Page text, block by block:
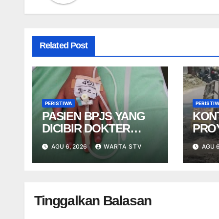
Related Post
PERISTIWA
PASIEN BPJS YANG
DICIBIR DOKTER
PPDS BUKAN PASIEN
RSUP DR. SARDJITO
AGU 6, 2026 WARTA STV AGU
Tinggalkan Balasan